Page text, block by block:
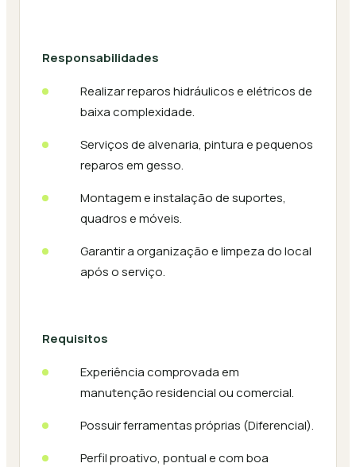
Responsabilidades
Realizar reparos hidráulicos e elétricos de
baixa complexidade.
Serviços de alvenaria, pintura e pequenos
reparos em gesso.
Montagem e instalação de suportes,
quadros e móveis.
Garantir a organização e limpeza do local
após o serviço.
Requisitos
Experiência comprovada em
manutenção residencial ou comercial.
Possuir ferramentas próprias (Diferencial).
Perfil proativo, pontual e com boa